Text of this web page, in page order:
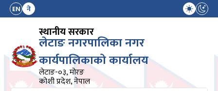
EN ने
स्थानीय सरकार
लेटाङ नगरपालिका नगर
कार्यपालिकाको कार्यालय
लेटाङ-०३, मोरङ
कोशी प्रदेश, नेपाल